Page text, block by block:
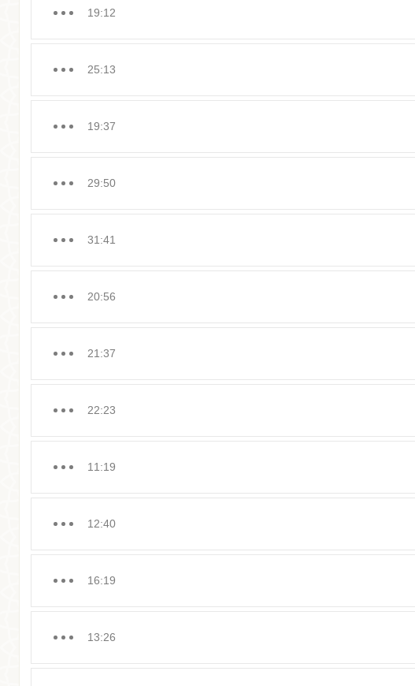
19:12
25:13
19:37
29:50
31:41
20:56
21:37
22:23
11:19
12:40
16:19
13:26